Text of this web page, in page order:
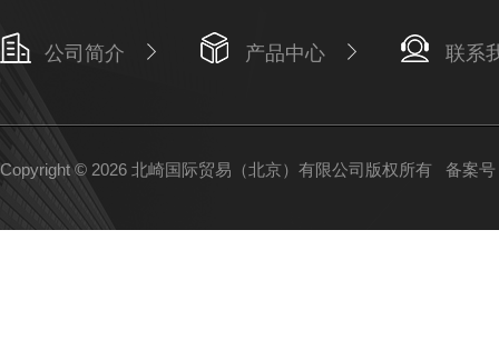
公司简介 产品中心 联系
Copyright © 2026 北崎国际贸易（北京）有限公司版权所有 备案号